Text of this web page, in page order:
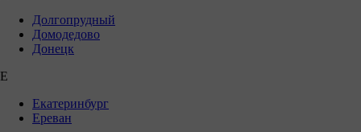
Долгопрудный
Домодедово
Донецк
Е
Екатеринбург
Ереван